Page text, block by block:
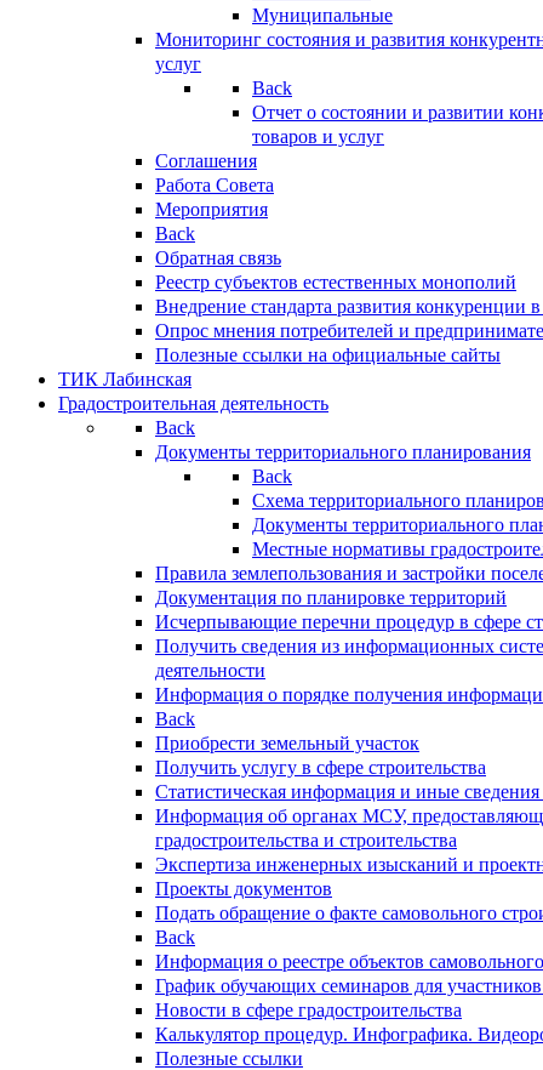
Муниципальные
Мониторинг состояния и развития
услуг
Back
Отчет о состоянии и развитии
товаров и услуг
Соглашения
Работа Совета
Мероприятия
Back
Обратная связь
Реестр субъектов естественных монополий
Внедрение стандарта развития конкуренции
Опрос мнения потребителей и
Полезные ссылки на официальные сайты
ТИК Лабинская
Градостроительная деятельность
Back
Документы территориального планирования
Back
Схема территориального
Документы территориального
Местные нормативы
Правила землепользования и застройки
Документация по планировке территорий
Исчерпывающие перечни процедур в сфере
Получить сведения из информационных
деятельности
Информация о порядке получения
Back
Приобрести земельный участок
Получить услугу в сфере строительства
Статистическая информация и иные сведения
Информация об органах МСУ,
градостроительства и строительства
Экспертиза инженерных изысканий и
Проекты документов
Подать обращение о факте самовольного
Back
Информация о реестре объектов
График обучающих семинаров для участников
Новости в сфере градостроительства
Калькулятор процедур. Инфографика.
Полезные ссылки